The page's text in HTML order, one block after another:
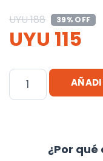
UYU188 39% OFF
UYU 115
Pesas
Discos
¿Por